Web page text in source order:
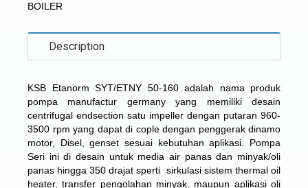
BOILER
Description
KSB Etanorm SYT/ETNY 50-160 adalah nama produk
pompa manufactur germany yang memiliki desain
centrifugal endsection satu impeller dengan putaran 960-
3500 rpm yang dapat di cople dengan penggerak dinamo
motor, Disel, genset sesuai kebutuhan aplikasi. Pompa
Seri ini di desain untuk media air panas dan minyak/oli
panas hingga 350 drajat sperti sirkulasi sistem thermal oil
heater, transfer pengolahan minyak, maupun aplikasi oli